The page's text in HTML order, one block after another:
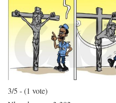
3/5 - (1 vote)